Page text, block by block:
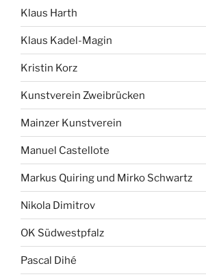
Klaus Harth
Klaus Kadel-Magin
Kristin Korz
Kunstverein Zweibrücken
Mainzer Kunstverein
Manuel Castellote
Markus Quiring und Mirko Schwartz
Nikola Dimitrov
OK Südwestpfalz
Pascal Dihé